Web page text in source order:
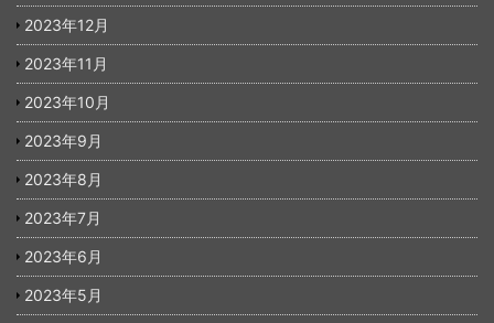
2023年12月
2023年11月
2023年10月
2023年9月
2023年8月
2023年7月
2023年6月
2023年5月